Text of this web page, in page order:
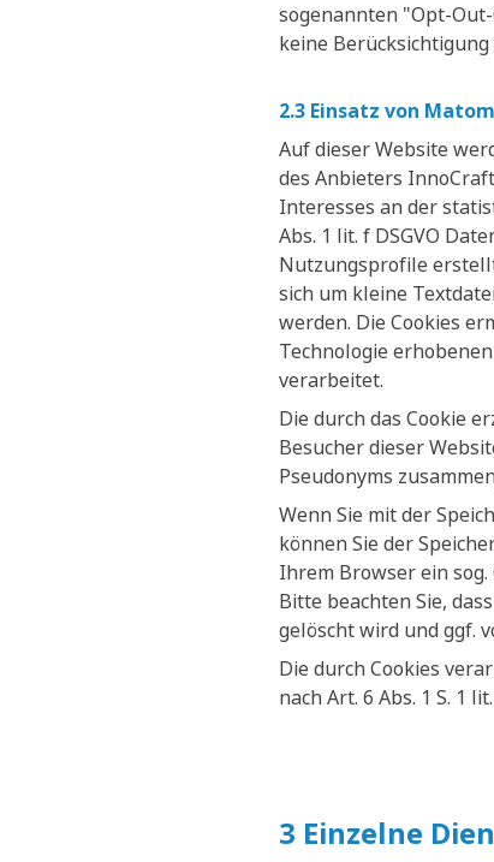
sogenannten "Opt-
keine
2.3 Einsatz von
Auf dieser Website
des Anbieters
Interesses an der
Abs. 1 lit. f DSGVO
Nutzungsprofile
sich um kleine
werden. Die Cookies
Technologie
verarbeitet.
Die durch das Cookie
Besucher dieser
Pseudonyms
Wenn Sie mit der
können Sie der
Ihrem Browser ein
Bitte beachten Sie,
gelöscht wird und ggf.
Die durch Cookies
nach Art. 6 Abs. 1 S. 1
3 Einzelne